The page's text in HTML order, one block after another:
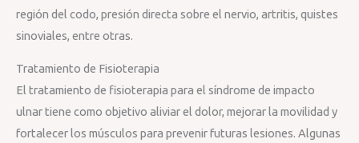
región del codo, presión directa sobre el nervio, artritis, quistes
sinoviales, entre otras.
Tratamiento de Fisioterapia
El tratamiento de fisioterapia para el síndrome de impacto
ulnar tiene como objetivo aliviar el dolor, mejorar la movilidad y
fortalecer los músculos para prevenir futuras lesiones. Algunas